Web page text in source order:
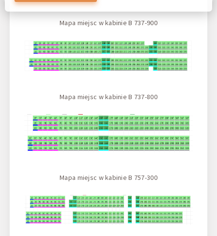
Mapa miejsc w kabinie B 737-900
Mapa miejsc w kabinie B 737-800
Mapa miejsc w kabinie B 757-300
wprowadzać zmiany w celu ulepszenia naszej witryny w
preferencje, klikając przycisk ustawień plików cookies lub w